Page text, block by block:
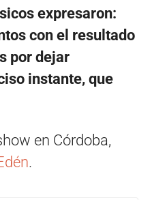
expresaron:
con el resultado
por dejar
instante, que
en Córdoba,
.